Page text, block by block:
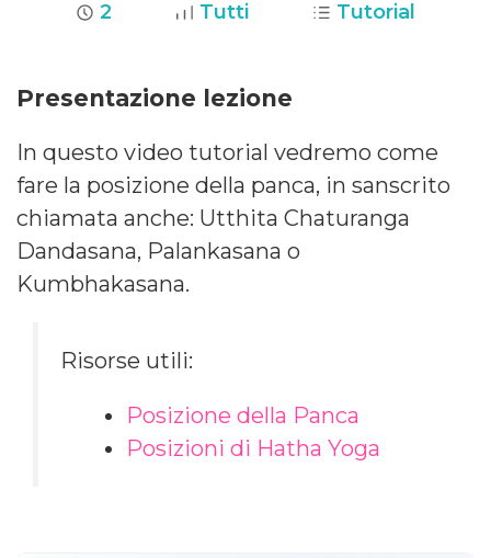
2 Tutti Tutorial
Presentazione lezione
In questo video tutorial vedremo come
fare la posizione della panca, in sanscrito
chiamata anche: Utthita Chaturanga
Dandasana, Palankasana o
Kumbhakasana.
Risorse utili:
Posizione della Panca
Posizioni di Hatha Yoga